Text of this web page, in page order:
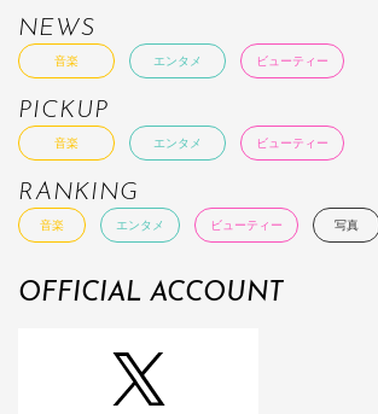
NEWS
音楽 エンタメ ビューティー
PICKUP
音楽 エンタメ ビューティー
RANKING
音楽 エンタメ ビューティー 写真
OFFICIAL ACCOUNT